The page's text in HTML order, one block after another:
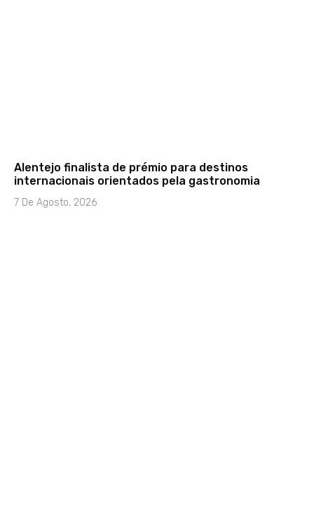
Alentejo finalista de prémio para destinos
internacionais orientados pela gastronomia
7 De Agosto, 2026